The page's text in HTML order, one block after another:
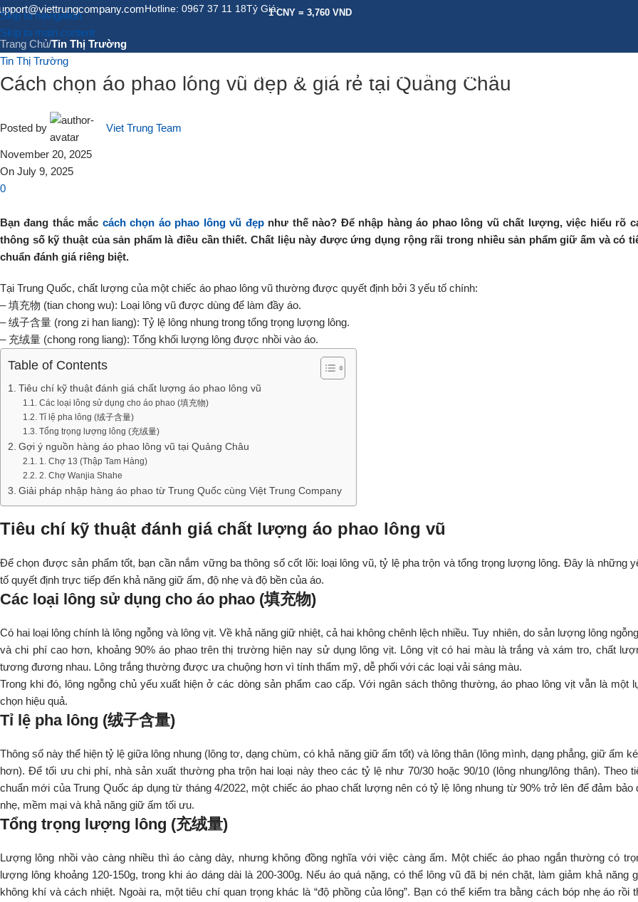
Skip to navigation
Skip to main content
Hotline: 0967 37 11 18Tỷ Giá:1 CNY = 3,760 VND
GIỚI THIỆU DỊCH VỤ DỊCH VỤ KHÁC BẢNG GIÁCHÍNH SÁCHHƯỚNG DẪN
Tin Tức
Trang Chủ/Tin Thị Trường
Tin Thị Trường
Cách chọn áo phao lông vũ đẹp & giá rẻ tại Quảng Châu
Posted by Viet Trung Team
November 20, 2025
On July 9, 2025
0
Bạn đang thắc mắc cách chọn áo phao lông vũ đẹp như thế nào? Để nhập hàng áo phao lông vũ chất lượng, việc hiểu rõ
thông số kỹ thuật của sản phẩm là điều cần thiết. Chất liệu này được ứng dụng rộng rãi trong nhiều sản phẩm giữ ấm và có
chuẩn đánh giá riêng biệt.
Tại Trung Quốc, chất lượng của một chiếc áo phao lông vũ thường được quyết định bởi 3 yếu tố chính:
– 填充物 (tian chong wu): Loại lông vũ được dùng để làm đầy áo.
– 绒子含量 (rong zi han liang): Tỷ lệ lông nhung trong tổng trọng lượng lông.
– 充绒量 (chong rong liang): Tổng khối lượng lông được nhồi vào áo.
Table of Contents
Tiêu chí kỹ thuật đánh giá chất lượng áo phao lông vũ
Các loại lông sử dụng cho áo phao (填充物)
Tỉ lệ pha lông (绒子含量)
Tổng trọng lượng lông (充绒量)
Gợi ý nguồn hàng áo phao lông vũ tại Quảng Châu
1. Chợ 13 (Thập Tam Hàng)
2. Chợ Wanjia Shahe
Giải pháp nhập hàng áo phao từ Trung Quốc cùng Việt Trung Company
Tiêu chí kỹ thuật đánh giá chất lượng áo phao lông vũ
Để chọn được sản phẩm tốt, bạn cần nắm vững ba thông số cốt lõi: loại lông vũ, tỷ lệ pha trộn và tổng trọng lượng lông. Đây là những
tố quyết định trực tiếp đến khả năng giữ ấm, độ nhẹ và độ bền của áo.
Các loại lông sử dụng cho áo phao (填充物)
Có hai loại lông chính là lông ngỗng và lông vịt. Về khả năng giữ nhiệt, cả hai không chênh lệch nhiều. Tuy nhiên, do sản lượng lông
và chi phí cao hơn, khoảng 90% áo phao trên thị trường hiện nay sử dụng lông vịt. Lông vịt có hai màu là trắng và xám tro, chất
tương đương nhau. Lông trắng thường được ưa chuộng hơn vì tính thẩm mỹ, dễ phối với các loại vải sáng màu.
Trong khi đó, lông ngỗng chủ yếu xuất hiện ở các dòng sản phẩm cao cấp. Với ngân sách thông thường, áo phao lông vịt vẫn là một
chọn hiệu quả.
Tỉ lệ pha lông (绒子含量)
Thông số này thể hiện tỷ lệ giữa lông nhung (lông tơ, dạng chùm, có khả năng giữ ấm tốt) và lông thân (lông mình, dạng phẳng, giữ ấm
hơn). Để tối ưu chi phí, nhà sản xuất thường pha trộn hai loại này theo các tỷ lệ như 70/30 hoặc 90/10 (lông nhung/lông thân). Theo
chuẩn mới của Trung Quốc áp dụng từ tháng 4/2022, một chiếc áo phao chất lượng nên có tỷ lệ lông nhung từ 90% trở lên để đảm bảo
nhẹ, mềm mại và khả năng giữ ấm tối ưu.
Tổng trọng lượng lông (充绒量)
Lượng lông nhồi vào càng nhiều thì áo càng dày, nhưng không đồng nghĩa với việc càng ấm. Một chiếc áo phao ngắn thường có
lượng lông khoảng 120-150g, trong khi áo dáng dài là 200-300g. Nếu áo quá nặng, có thể lông vũ đã bị nén chặt, làm giảm khả năng
không khí và cách nhiệt. Ngoài ra, một tiêu chí quan trọng khác là “độ phồng của lông”. Bạn có thể kiểm tra bằng cách bóp nhẹ áo rồi